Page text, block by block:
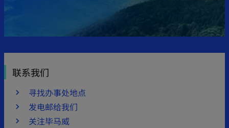
联系我们
寻找办事处地点
发电邮给我们
关注毕马威